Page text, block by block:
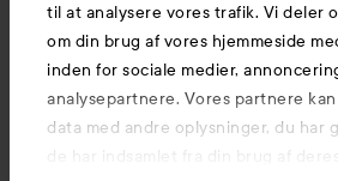
til at analysere vores trafik. Vi deler
om din brug af vores hjemmeside
inden for sociale medier,
analysepartnere. Vores partnere
data med andre oplysninger, du har
de har indsamlet fra din brug af